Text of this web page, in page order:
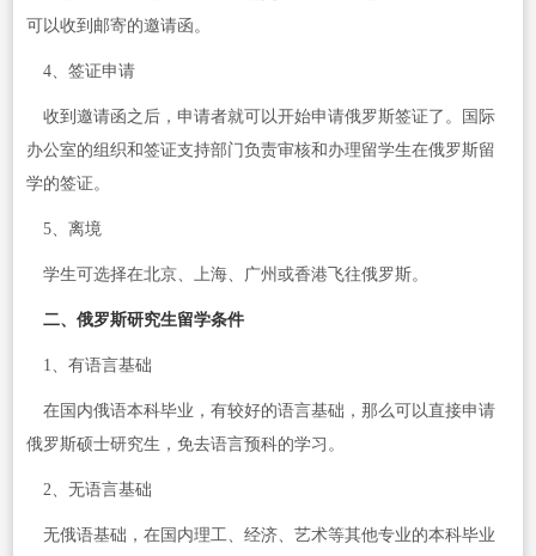
可以收到邮寄的邀请函。
4、签证申请
收到邀请函之后，申请者就可以开始申请俄罗斯签证了。国际
办公室的组织和签证支持部门负责审核和办理留学生在俄罗斯留
学的签证。
5、离境
学生可选择在北京、上海、广州或香港飞往俄罗斯。
二、俄罗斯研究生留学条件
1、有语言基础
在国内俄语本科毕业，有较好的语言基础，那么可以直接申请
俄罗斯硕士研究生，免去语言预科的学习。
2、无语言基础
无俄语基础，在国内理工、经济、艺术等其他专业的本科毕业